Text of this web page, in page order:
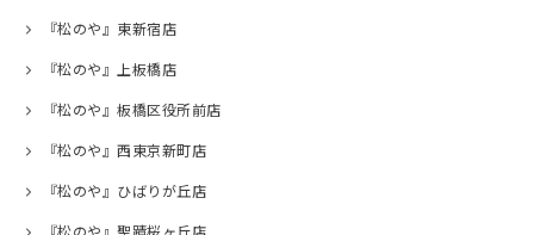
『松のや』東新宿店
『松のや』上板橋店
『松のや』板橋区役所前店
『松のや』西東京新町店
『松のや』ひばりが丘店